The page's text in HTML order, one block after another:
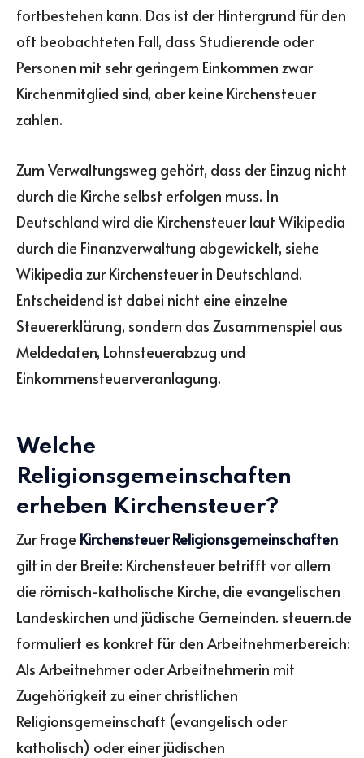
fortbestehen kann. Das ist der Hintergrund für den
oft beobachteten Fall, dass Studierende oder
Personen mit sehr geringem Einkommen zwar
Kirchenmitglied sind, aber keine Kirchensteuer
zahlen.
Zum Verwaltungsweg gehört, dass der Einzug nicht
durch die Kirche selbst erfolgen muss. In
Deutschland wird die Kirchensteuer laut Wikipedia
durch die Finanzverwaltung abgewickelt, siehe
Wikipedia zur Kirchensteuer in Deutschland.
Entscheidend ist dabei nicht eine einzelne
Steuererklärung, sondern das Zusammenspiel aus
Meldedaten, Lohnsteuerabzug und
Einkommensteuerveranlagung.
Welche
Religionsgemeinschaften
erheben Kirchensteuer?
Zur Frage Kirchensteuer Religionsgemeinschaften
gilt in der Breite: Kirchensteuer betrifft vor allem
die römisch-katholische Kirche, die evangelischen
Landeskirchen und jüdische Gemeinden. steuern.de
formuliert es konkret für den Arbeitnehmerbereich:
Als Arbeitnehmer oder Arbeitnehmerin mit
Zugehörigkeit zu einer christlichen
Religionsgemeinschaft (evangelisch oder
katholisch) oder einer jüdischen